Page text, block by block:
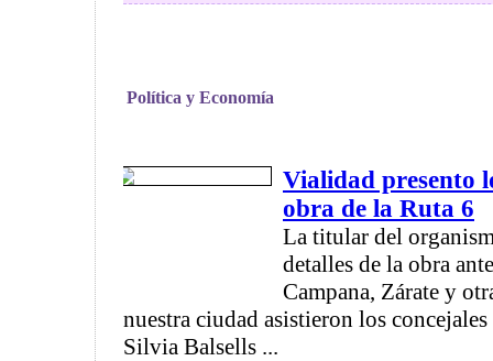
Política y Economía
Vialidad presento
obra de la Ruta 6
La titular del
detalles de la obra
Campana, Zárate y
nuestra ciudad asistieron los
Silvia Balsells ...